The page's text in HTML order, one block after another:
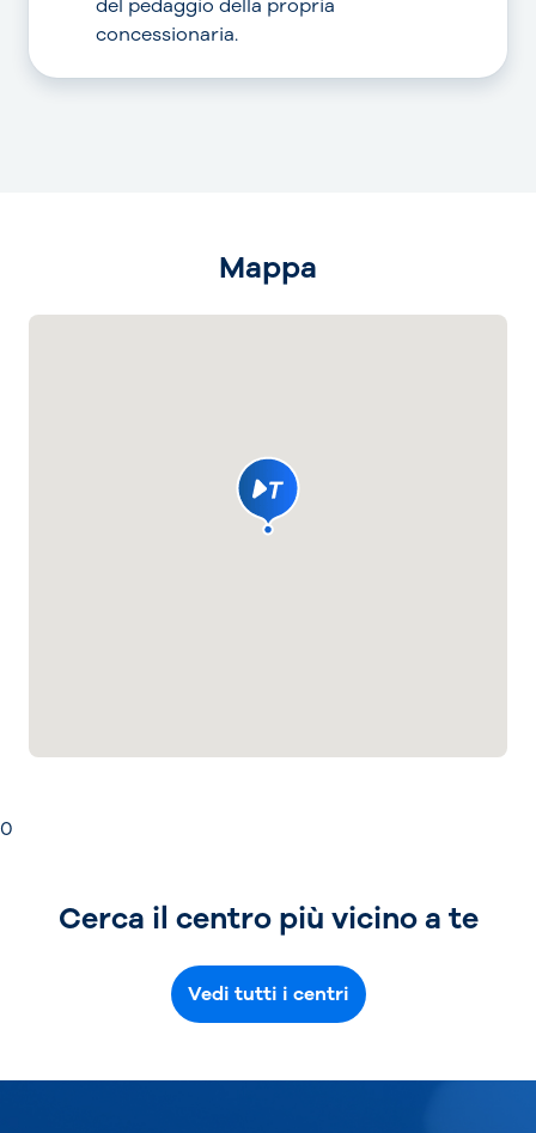
del pedaggio della propria
concessionaria.
Mappa
0
Cerca il centro più vicino a te
Vedi tutti i centri